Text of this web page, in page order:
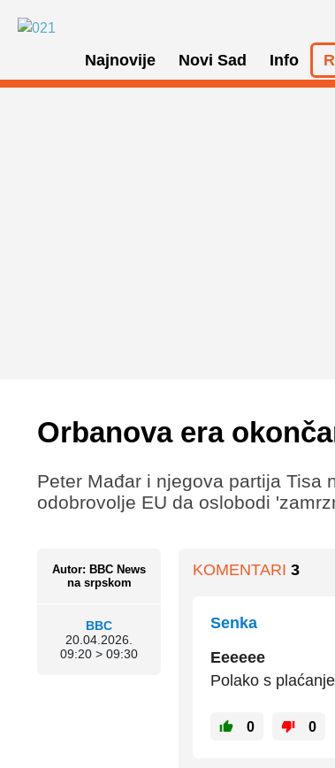
Najnovije Novi Sad Info
Orbanova era
Autor: BBC News
na srpskom
BBC
20.04.2026.
09:20 > 09:30
Peter Mađar i njegova partija Tisa
odobrovolje EU da oslobodi
KOMENTARI 3
Senka
Eeeeee
Polako s
0 0